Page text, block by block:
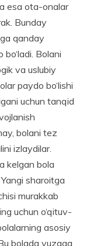
esa ota-onalar
Bunday
qanday
Bolani
va uslubiy
paydo bo‘lishi
uchun tanqid
bolani tez
izlaydilar.
kelgan bola
sharoitga
murakkab
uchun o‘qituv­
asosiy
bolada yuzaga